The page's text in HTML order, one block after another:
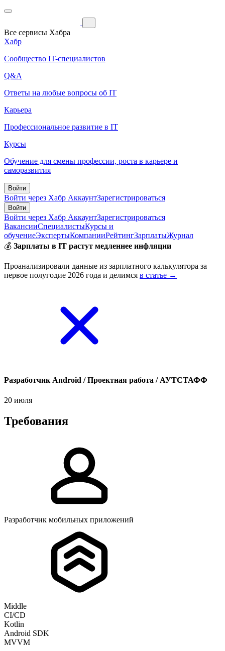
Все сервисы Хабра
Хабр
Сообщество IT-специалистов
Q&A
Ответы на любые вопросы об IT
Карьера
Профессиональное развитие в IT
Курсы
Обучение для смены профессии, роста в карьере и
саморазвития
Войти
Войти через Хабр АккаунтЗарегистрироваться
Войти
Войти через Хабр АккаунтЗарегистрироваться
ВакансииСпециалистыКурсы и
обучениеЭкспертыКомпанииРейтингЗарплатыЖурнал
💰 Зарплаты в IT растут медленнее инфляции
Проанализировали данные из зарплатного калькулятора за
первое полугодие 2026 года и делимся в статье →
Разработчик Android / Проектная работа / АУТСТАФФ
20 июля
Требования
Разработчик мобильных приложений
Middle
CI/CD
Kotlin
Android SDK
MVVM